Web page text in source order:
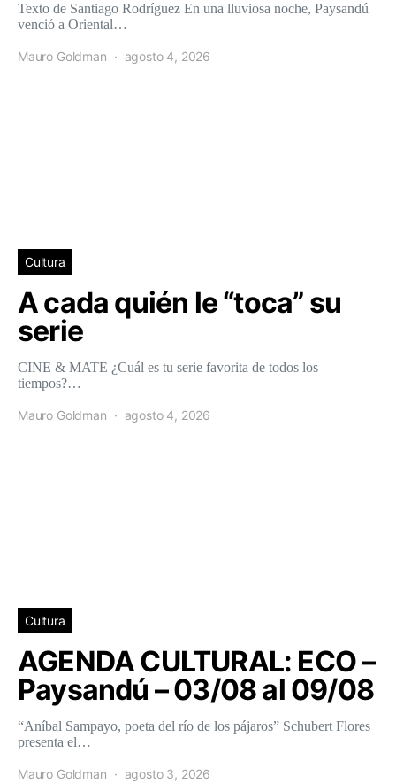
Texto de Santiago Rodríguez En una lluviosa noche, Paysandú
venció a Oriental…
Mauro Goldman agosto 4, 2026
Cultura
A cada quién le “toca” su
serie
CINE & MATE ¿Cuál es tu serie favorita de todos los
tiempos?…
Mauro Goldman agosto 4, 2026
Cultura
AGENDA CULTURAL: ECO –
Paysandú – 03/08 al 09/08
“Aníbal Sampayo, poeta del río de los pájaros” Schubert Flores
presenta el…
Mauro Goldman agosto 3, 2026